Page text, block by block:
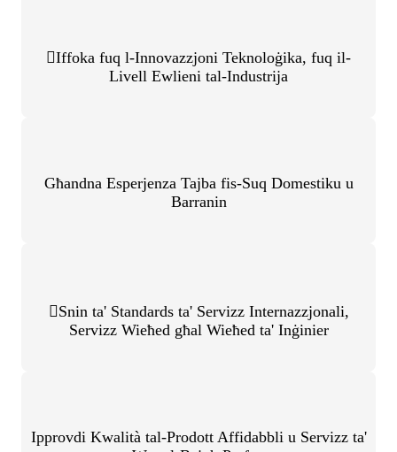
Iffoka fuq l-Innovazzjoni Teknoloġika, fuq il-
Livell Ewlieni tal-Industrija
Għandna Esperjenza Tajba fis-Suq Domestiku u
Barranin
Snin ta' Standards ta' Servizz Internazzjonali,
Servizz Wieħed għal Wieħed ta' Inġinier
Ipprovdi Kwalità tal-Prodott Affidabbli u Servizz ta'